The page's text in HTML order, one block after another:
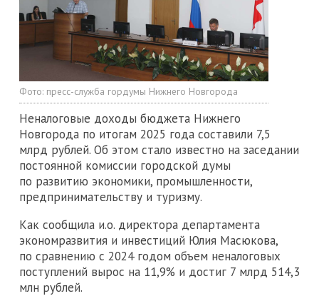
Фото: пресс-служба гордумы Нижнего Новгорода
Неналоговые доходы бюджета Нижнего
Новгорода по итогам 2025 года составили 7,5
млрд рублей. Об этом стало известно на заседании
постоянной комиссии городской думы
по развитию экономики, промышленности,
предпринимательству и туризму.
Как сообщила и.о. директора департамента
экономразвития и инвестиций Юлия Масюкова,
по сравнению с 2024 годом объем неналоговых
поступлений вырос на 11,9% и достиг 7 млрд 514,3
млн рублей.